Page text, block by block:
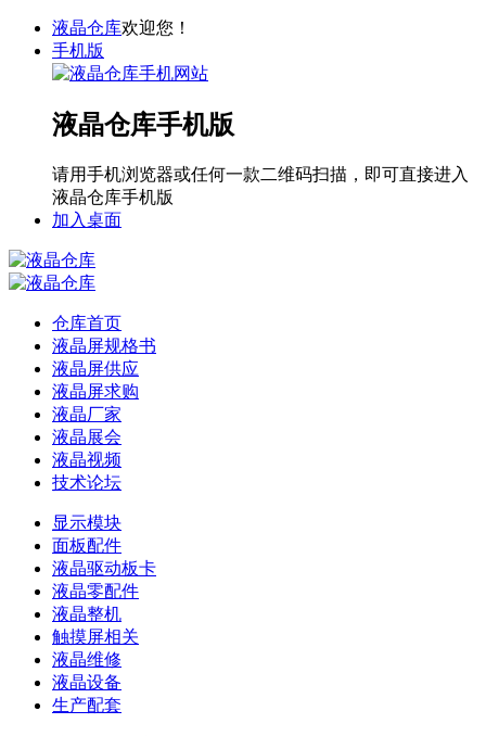
液晶仓库欢迎您！
手机版
液晶仓库手机版
请用手机浏览器或任何一款二维码扫描，即可直接进入
液晶仓库手机版
加入桌面
仓库首页
液晶屏规格书
液晶屏供应
液晶屏求购
液晶厂家
液晶展会
液晶视频
技术论坛
显示模块
面板配件
液晶驱动板卡
液晶零配件
液晶整机
触摸屏相关
液晶维修
液晶设备
生产配套